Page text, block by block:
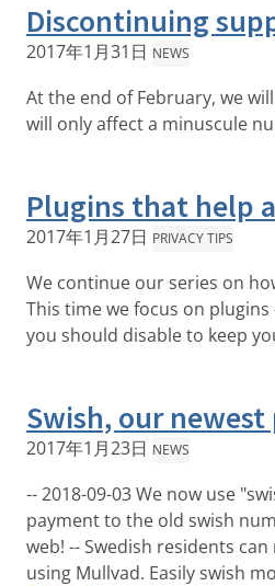
Discontinuing
2017年1月31日 NEWS
At the end of February, we
will only affect a minuscule
Plugins that help
2017年1月27日 PRIVACY TIPS
We continue our series on
This time we focus on
you should disable to keep
Swish, our
2017年1月23日 NEWS
-- 2018-09-03 We now use
payment to the old swish
web! -- Swedish residents
using Mullvad. Easily swish